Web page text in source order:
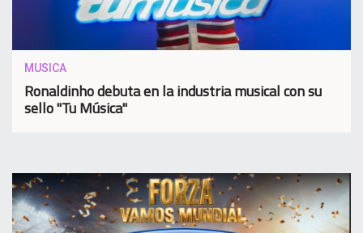
MUSICA
Ronaldinho debuta en la industria musical con su
sello "Tu Música"